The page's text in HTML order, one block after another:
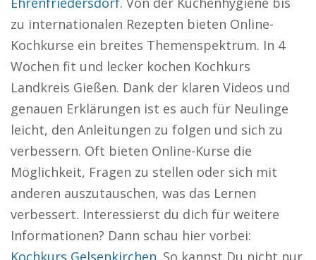
zu internationalen Rezepten bieten Online-
Kochkurse ein breites Themenspektrum. In 4
Wochen fit und lecker kochen Kochkurs
Landkreis Gießen. Dank der klaren Videos und
genauen Erklärungen ist es auch für Neulinge
leicht, den Anleitungen zu folgen und sich zu
verbessern. Oft bieten Online-Kurse die
Möglichkeit, Fragen zu stellen oder sich mit
anderen auszutauschen, was das Lernen
verbessert. Interessierst du dich für weitere
Informationen? Dann schau hier vorbei:
Kochkurs Gelsenkirchen. So kannst Du nicht nur